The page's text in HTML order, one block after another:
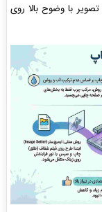
با وضوح بالا روی